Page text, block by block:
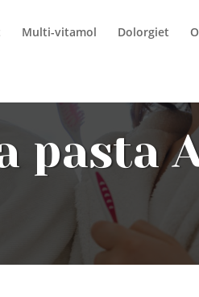
Multi-vitamol Dolorgiet
pasta